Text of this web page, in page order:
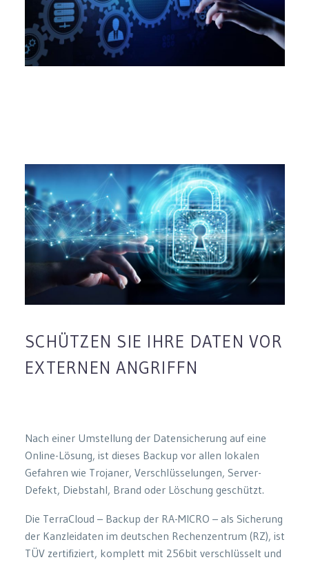
SCHÜTZEN SIE IHRE DATEN VOR
EXTERNEN ANGRIFFN
Nach einer Umstellung der Datensicherung auf eine
Online-Lösung, ist dieses Backup vor allen lokalen
Gefahren wie Trojaner, Verschlüsselungen, Server-
Defekt, Diebstahl, Brand oder Löschung geschützt.
Die TerraCloud – Backup der RA-MICRO – als Sicherung
der Kanzleidaten im deutschen Rechenzentrum (RZ), ist
TÜV zertifiziert, komplett mit 256bit verschlüsselt und